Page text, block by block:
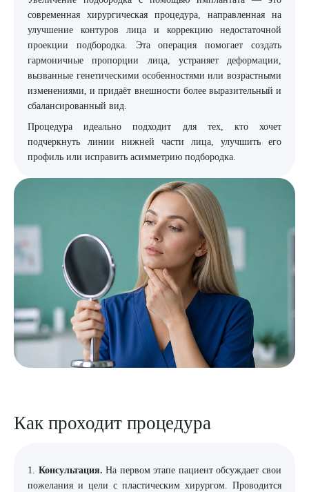
ЗАКАЗАТЬ ЗВОНОК
ЗАПИСЬ ОНЛАЙН
современная хирургическая процедура, направленная на
улучшение контуров лица и коррекцию недостаточной
проекции подбородка. Эта операция помогает создать
гармоничные пропорции лица, устраняет деформации,
вызванные генетическими особенностями или возрастными
изменениями, и придаёт внешности более выразительный и
сбалансированный вид.
Процедура идеально подходит для тех, кто хочет
подчеркнуть линии нижней части лица, улучшить его
профиль или исправить асимметрию подбородка.
Как проходит процедура
1. Консультация. На первом этапе пациент обсуждает свои
пожелания и цели с пластическим хирургом. Проводится